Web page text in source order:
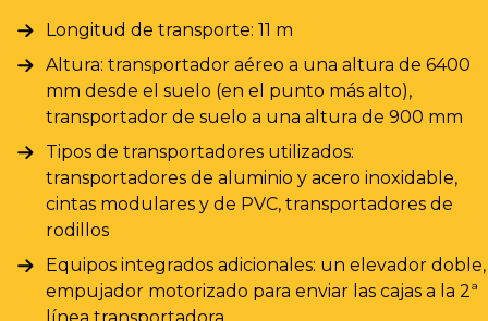
Longitud de transporte: 11 m
Altura: transportador aéreo a una altura de 6400
mm desde el suelo (en el punto más alto),
transportador de suelo a una altura de 900 mm
Tipos de transportadores utilizados:
transportadores de aluminio y acero inoxidable,
cintas modulares y de PVC, transportadores de
rodillos
Equipos integrados adicionales: un elevador doble,
empujador motorizado para enviar las cajas a la 2ª